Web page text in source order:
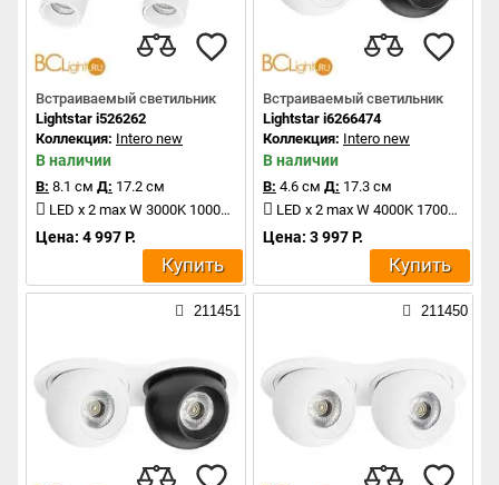
Встраиваемый светильник
Lightstar i526262
Коллекция: Intero new
В наличии
В: 8.1 см Д: 17.2 см
LED x 2 max W 3000K 1000Lm
Цена: 4 997 Р.
Купить
Встраиваемый светильник
Lightstar i6266474
Коллекция: Intero new
В наличии
В: 4.6 см Д: 17.3 см
LED x 2 max W 4000K 1700Lm
Цена: 3 997 Р.
Купить
211451 211450